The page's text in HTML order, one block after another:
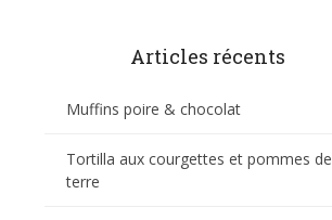
Articles récents
Muffins poire & chocolat
Tortilla aux courgettes et pommes de
terre